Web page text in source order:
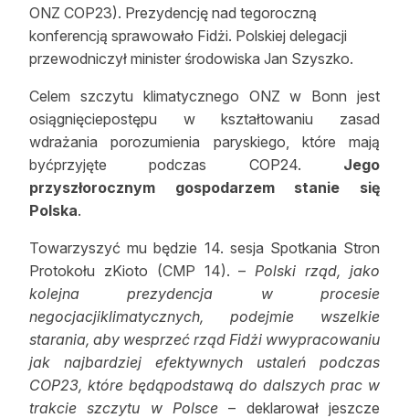
Z zagranicy
Edukacja
Lasy prywatne
O nas
100 lat „Lasu Polskiego”
Prenumerata
Reklama
Zostań autorem
Archiwum
Kontakt
ONZ COP23). Prezydencję nad tegoroczną
konferencją sprawowało Fidżi. Polskiej delegacji
przewodniczył minister środowiska Jan Szyszko.
Celem szczytu klimatycznego ONZ w Bonn jest
osiągnięciepostępu w kształtowaniu zasad
wdrażania porozumienia paryskiego, które mają
byćprzyjęte podczas COP24. Jego
przyszłorocznym gospodarzem stanie się
Polska.
Towarzyszyć mu będzie 14. sesja Spotkania Stron
Protokołu zKioto (CMP 14). –Polski rząd, jako
kolejna prezydencja w procesie
negocjacjiklimatycznych, podejmie wszelkie
starania, aby wesprzeć rząd Fidżi wwypracowaniu
jak najbardziej efektywnych ustaleń podczas
COP23, które będąpodstawą do dalszych prac w
trakcie szczytu w Polsce – deklarował jeszcze